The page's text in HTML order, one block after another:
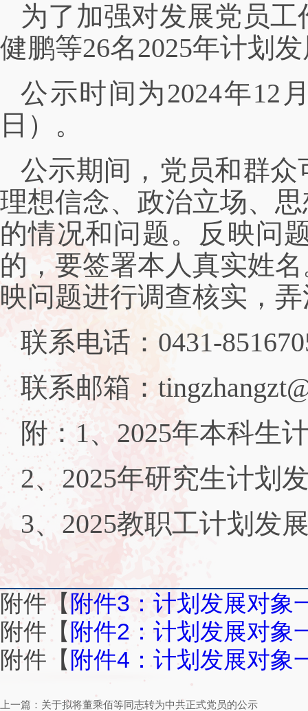
为了加强对发展党员
健鹏等26名2025年计划
公示时间为2024年12
日）。
公示期间，党员和群
理想信念、政治立场、
的情况和问题。反映问
的，要签署本人真实姓
映问题进行调查核实，
联系电话：0431-
联系邮箱：
附：1、2025年本科生
2、2025年研究生计划
3、2025教职工计划发
附件【附件3：计划发展对象
附件【附件2：计划发展对象
附件【 附件4：计划发展对象
上一篇：关于拟将董乘佰等同志转为中共正式党员的公示